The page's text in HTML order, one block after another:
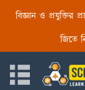
বিজ্ঞান ও প্রযুক্তির
জিতে